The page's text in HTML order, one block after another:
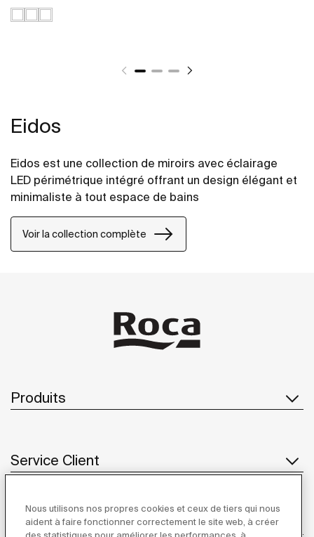
Eidos
Eidos est une collection de miroirs avec éclairage
LED périmétrique intégré offrant un design élégant et
minimaliste à tout espace de bains
Voir la collection complète
Produits
Service Client
À propos de Roca
Nous utilisons nos propres cookies et ceux de tiers qui nous
aident à faire fonctionner correctement le site web, à créer